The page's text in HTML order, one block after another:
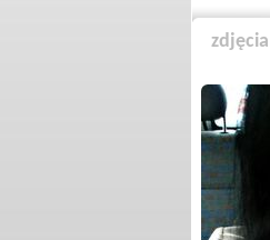
zdjęcia